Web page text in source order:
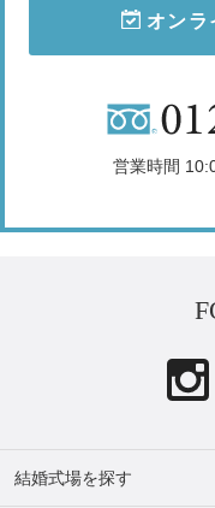
オンラ
営業時間
結婚式場を探す